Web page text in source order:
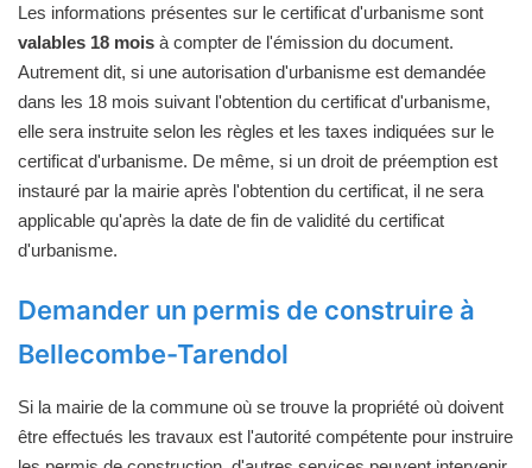
Les informations présentes sur le certificat d'urbanisme sont
valables 18 mois à compter de l'émission du document.
Autrement dit, si une autorisation d'urbanisme est demandée
dans les 18 mois suivant l'obtention du certificat d'urbanisme,
elle sera instruite selon les règles et les taxes indiquées sur le
certificat d'urbanisme. De même, si un droit de préemption est
instauré par la mairie après l'obtention du certificat, il ne sera
applicable qu'après la date de fin de validité du certificat
d'urbanisme.
Demander un permis de construire à
Bellecombe-Tarendol
Si la mairie de la commune où se trouve la propriété où doivent
être effectués les travaux est l'autorité compétente pour instruire